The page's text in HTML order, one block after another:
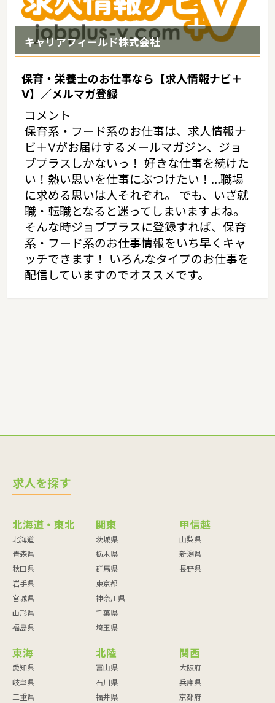
キャリアフィールド株式会社
保育・栄養士のお仕事なら【求人情報ナビ＋
V】／メルマガ登録
コメント
保育系・フード系のお仕事は、求人情報ナ
ビ＋Vがお届けするメールマガジン、ジョ
ブプラスしかないっ！ 好きな仕事を続けた
い！熱い思いを仕事にぶつけたい！…職場
に求める思いは人それぞれ。 でも、いざ就
職・転職となると迷ってしまいますよね。
そんな時ジョブプラスに登録すれば、保育
系・フード系のお仕事情報をいち早くキャ
ッチできます！ いろんなタイプのお仕事を
配信していますのでオススメです。
求人を探す
北海道・東北
北海道
青森県
秋田県
岩手県
宮城県
山形県
福島県
関東
茨城県
栃木県
群馬県
東京都
神奈川県
千葉県
埼玉県
甲信越
山梨県
新潟県
長野県
東海
愛知県
岐阜県
三重県
北陸
富山県
石川県
福井県
関西
大阪府
兵庫県
京都府